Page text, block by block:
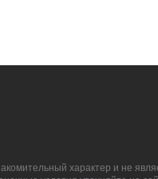
характер и не